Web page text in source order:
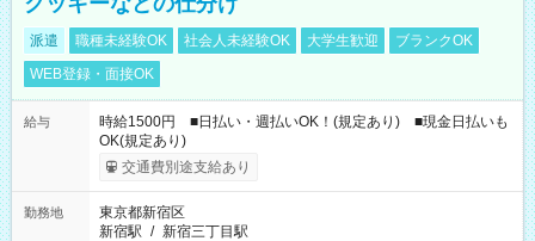
派遣 職種未経験OK 社会人未経験OK 大学生歓迎
ブランクOK
WEB登録・面接OK
給与
時給1500円 ■日払い・週払いOK！(規定あり) ■現金日払いも
OK(規定あり)
交通費別途支給あり
勤務地
東京都新宿区
新宿駅 / 新宿三丁目駅